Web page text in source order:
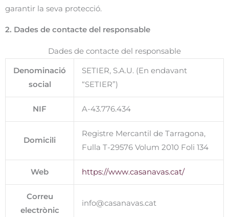
garantir la seva protecció.
2. Dades de contacte del responsable
Dades de contacte del responsable
Denominació
social
SETIER, S.A.U. (En endavant
“SETIER”)
NIF A-43.776.434
Domicili
Registre Mercantil de Tarragona,
Fulla T-29576 Volum 2010 Foli 134
Web https://www.casanavas.cat/
Correu
electrònic
info@casanavas.cat